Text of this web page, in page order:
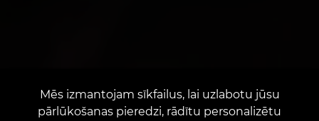
Mēs izmantojam sīkfailus, lai uzlabotu jūsu
pārlūkošanas pieredzi, rādītu personalizētu